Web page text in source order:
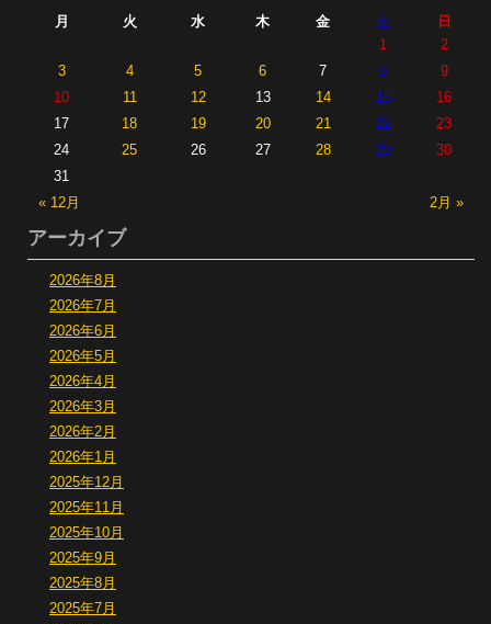
月
火 水 木 金 土 日
« 12月 2月 »
1
2
3
4 5 6 7 8
9
10
11 12 13 14 15
16
17
18 19 20 21 22
23
24
25 26 27 28 29
30
31
アーカイブ
2026年8月
2026年7月
2026年6月
2026年5月
2026年4月
2026年3月
2026年2月
2026年1月
2025年12月
2025年11月
2025年10月
2025年9月
2025年8月
2025年7月